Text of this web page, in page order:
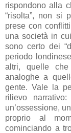
rispondono alla
“risolta”, non si
prese con
una società in
sono certo dei
periodo
altri, quelle che
analoghe a
gente. Vale la
rilievo
un’ossessione,
proprio al
cominciando a